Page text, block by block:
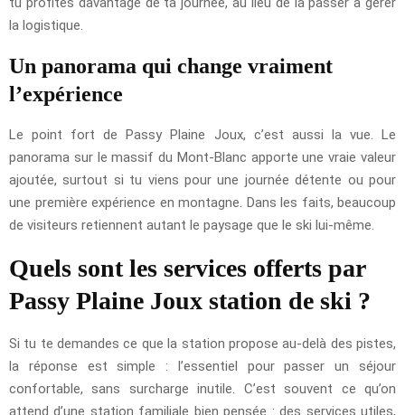
la logistique.
Un panorama qui change vraiment
l’expérience
Le point fort de Passy Plaine Joux, c’est aussi la vue. Le
panorama sur le massif du Mont-Blanc apporte une vraie valeur
ajoutée, surtout si tu viens pour une journée détente ou pour
une première expérience en montagne. Dans les faits, beaucoup
de visiteurs retiennent autant le paysage que le ski lui-même.
Quels sont les services offerts par
Passy Plaine Joux station de ski ?
Si tu te demandes ce que la station propose au-delà des pistes,
la réponse est simple : l’essentiel pour passer un séjour
confortable, sans surcharge inutile. C’est souvent ce qu’on
attend d’une station familiale bien pensée : des services utiles,